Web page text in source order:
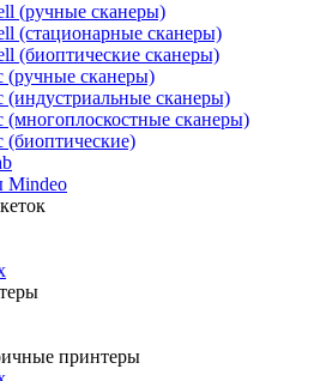
(ручные сканеры)
(стационарные сканеры)
(биоптические сканеры)
(ручные сканеры)
(индустриальные сканеры)
(многоплоскостные сканеры)
(биоптические)
Mindeo
принтеры